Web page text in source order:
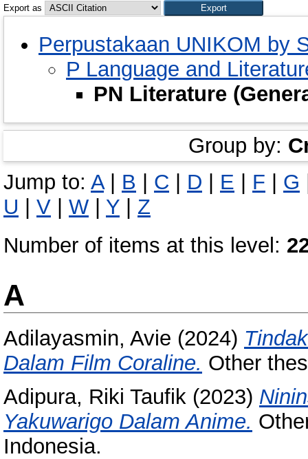
Export as
Perpustakaan UNIKOM by
P Language and
PN Literature
Group by:
Jump to: A| B | C | D | E | F | G
U | V | W | Y | Z
Number of items at this level:
A
Adilayasmin, Avie (2024)
Dalam Film Coraline. Other
Adipura, Riki Taufik (2023)
Yakuwarigo Dalam Anime.
Indonesia.